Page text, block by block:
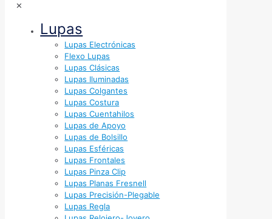
✕
Lupas
Lupas Electrónicas
Flexo Lupas
Lupas Clásicas
Lupas Iluminadas
Lupas Colgantes
Lupas Costura
Lupas Cuentahilos
Lupas de Apoyo
Lupas de Bolsillo
Lupas Esféricas
Lupas Frontales
Lupas Pinza Clip
Lupas Planas Fresnell
Lupas Precisión-Plegable
Lupas Regla